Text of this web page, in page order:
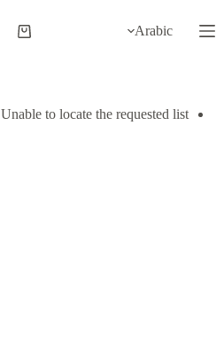
إلى
المحتوى
Arabic
عربة
Unable to locate the requested list